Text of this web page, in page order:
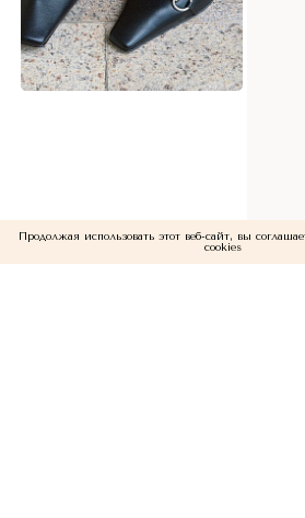
Продолжая использовать этот веб-сайт, вы
cookies